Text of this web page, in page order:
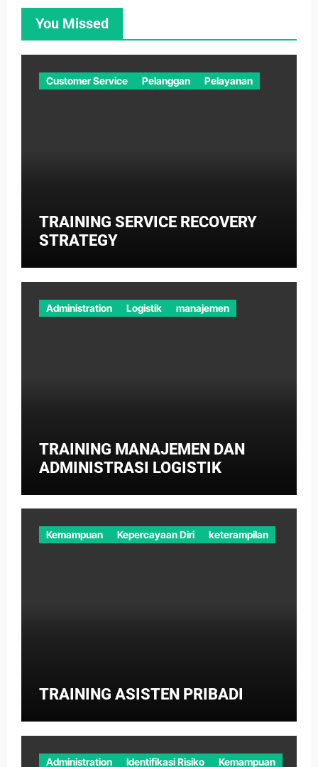
You Missed
Customer Service Pelanggan Pelayanan
TRAINING SERVICE RECOVERY
STRATEGY
Administration Logistik manajemen
TRAINING MANAJEMEN DAN
ADMINISTRASI LOGISTIK
Kemampuan Kepercayaan Diri keterampilan
TRAINING ASISTEN PRIBADI
Administration Identifikasi Risiko Kemampuan